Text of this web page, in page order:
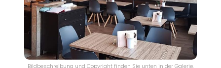
Bildbeschreibung und Copyright finden Sie unten in der Galerie.